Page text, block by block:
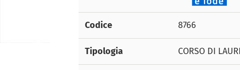
Codice 8766
Tipologia CORSO DI